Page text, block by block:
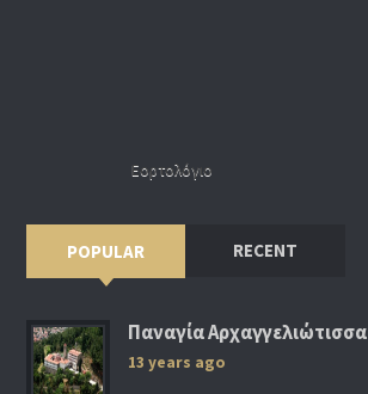
Εορτολόγιο
POPULAR RECENT
Παναγία Αρχαγγελιώτισσα
13 years ago